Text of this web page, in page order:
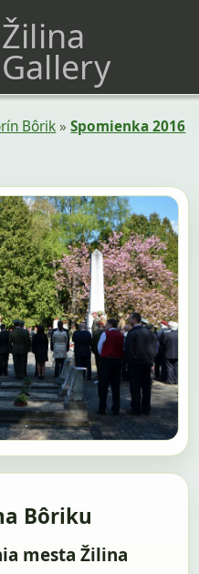
Žilina
Gallery
Bôrik»Spomienka 2016
Bôriku
mesta Žilina